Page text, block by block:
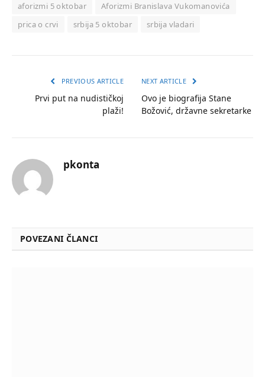
aforizmi 5 oktobar
Aforizmi Branislava Vukomanovića
prica o crvi
srbija 5 oktobar srbija vladari
PREVIOUS ARTICLE
Prvi put na nudističkoj
plaži!
NEXT ARTICLE
Ovo je biografija Stane
Božović, državne sekretarke
pkonta
POVEZANI ČLANCI